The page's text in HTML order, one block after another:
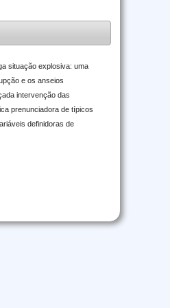
situação explosiva: uma
e os anseios
intervenção das
prenunciadora de típicos
definidoras de